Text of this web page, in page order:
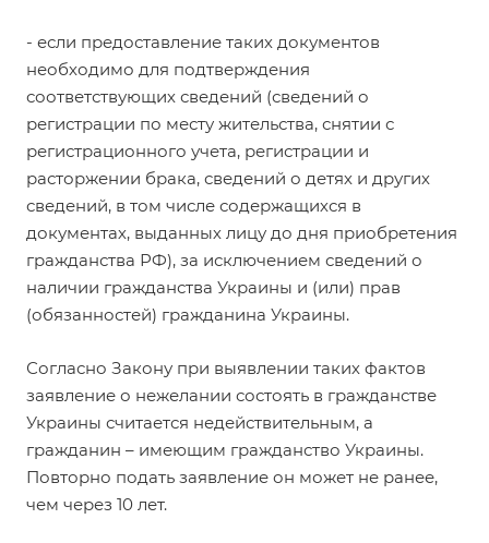
- если предоставление таких документов
необходимо для подтверждения
соответствующих сведений (сведений о
регистрации по месту жительства, снятии с
регистрационного учета, регистрации и
расторжении брака, сведений о детях и других
сведений, в том числе содержащихся в
документах, выданных лицу до дня приобретения
гражданства РФ), за исключением сведений о
наличии гражданства Украины и (или) прав
(обязанностей) гражданина Украины.
Согласно Закону при выявлении таких фактов
заявление о нежелании состоять в гражданстве
Украины считается недействительным, а
гражданин – имеющим гражданство Украины.
Повторно подать заявление он может не ранее,
чем через 10 лет.